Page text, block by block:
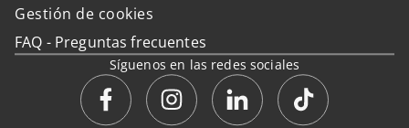
Gestión de cookies
FAQ - Preguntas frecuentes
Síguenos en las redes sociales